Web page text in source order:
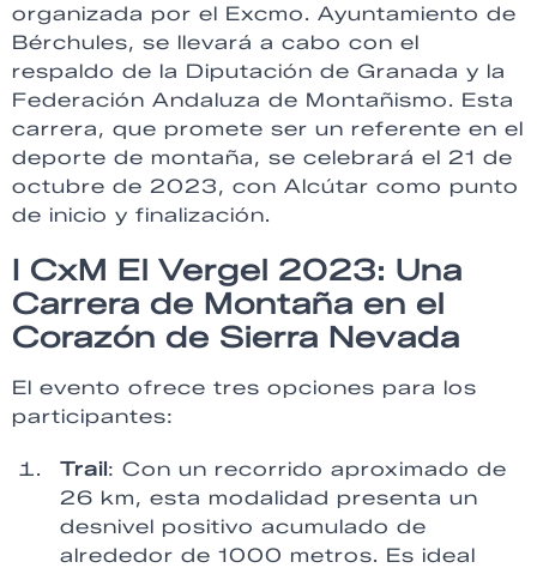
organizada por el Excmo. Ayuntamiento de
Bérchules, se llevará a cabo con el
respaldo de la Diputación de Granada y la
Federación Andaluza de Montañismo. Esta
carrera, que promete ser un referente en el
deporte de montaña, se celebrará el 21 de
octubre de 2023, con Alcútar como punto
de inicio y finalización.
I CxM El Vergel 2023: Una
Carrera de Montaña en el
Corazón de Sierra Nevada
El evento ofrece tres opciones para los
participantes:
Trail : Con un recorrido aproximado de
26 km, esta modalidad presenta un
desnivel positivo acumulado de
alrededor de 1000 metros. Es ideal